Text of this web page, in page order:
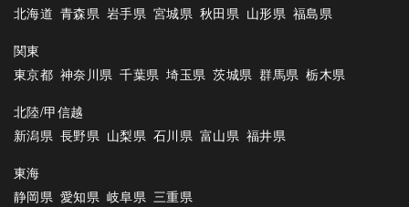
北海道 青森県 岩手県 宮城県 秋田県 山形県 福島県
関東
東京都 神奈川県 千葉県 埼玉県 茨城県 群馬県 栃木県
北陸/甲信越
新潟県 長野県 山梨県 石川県 富山県 福井県
東海
静岡県 愛知県 岐阜県 三重県